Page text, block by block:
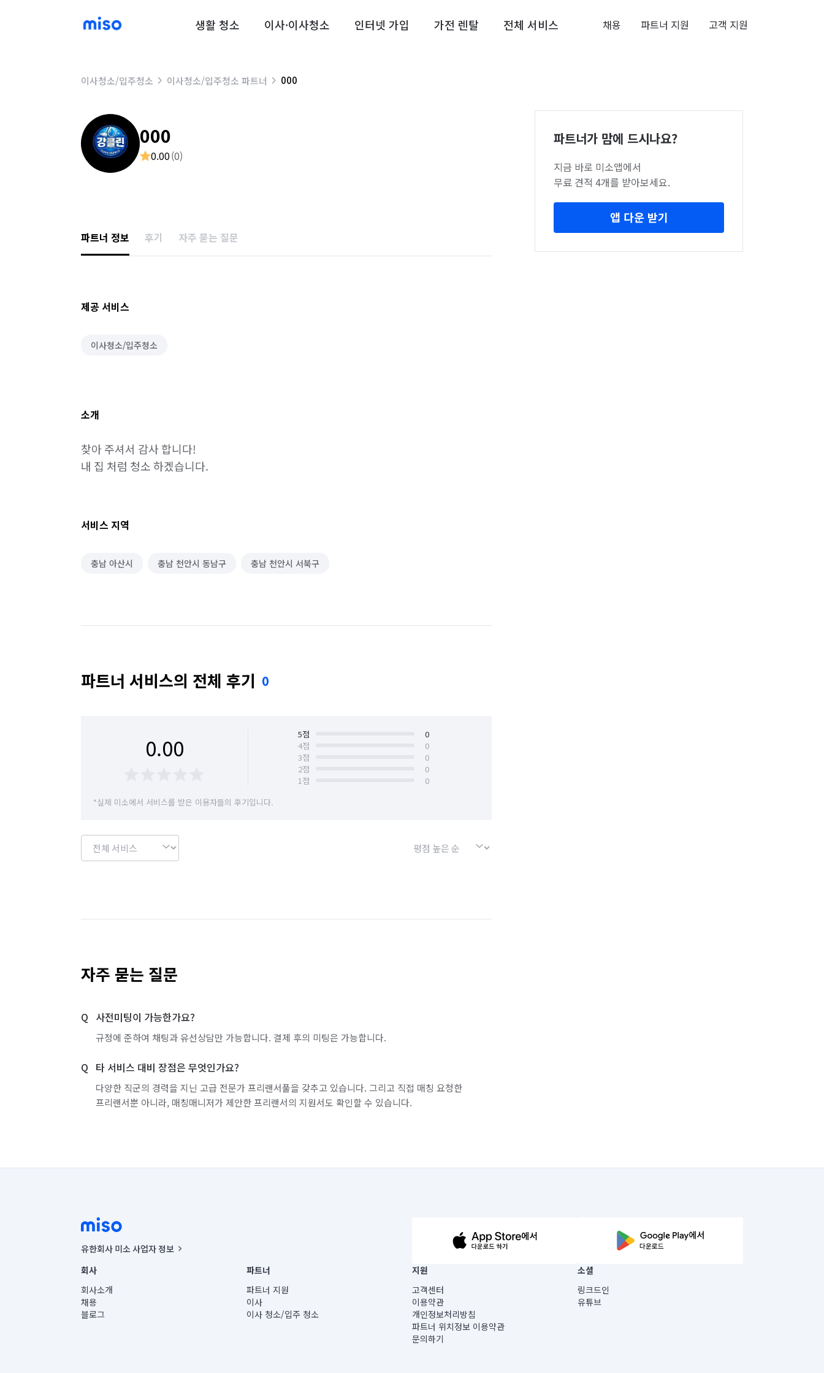
생활 청소 이사·이사청소 인터넷 가입 가전 렌탈 전체 서비스 채용 파트너 지원 고객 지원
이사청소/입주청소 이사청소/입주청소 파트너 000
000
0.00(0)
파트너 정보 후기 자주 묻는 질문
제공 서비스
이사청소/입주청소
소개
찾아 주셔서 감사 합니다!
서비스 지역
충남 아산시 충남 천안시 동남구 충남 천안시 서북구
파트너 서비스의 전체 후기 0
0.00 5점
0
4점
0
3점
0
2점
0
1점
0
*실제 미소에서 서비스를 받은 이용자들의 후기입니다.
자주 묻는 질문
사전미팅이 가능한가요?
규정에 준하여 채팅과 유선상담만 가능합니다. 결제 후의 미팅은 가능합니다.
타 서비스 대비 장점은 무엇인가요?
다양한 직군의 경력을 지닌 고급 전문가 프리랜서풀을 갖추고 있습니다. 그리고 직접 매칭 요청한
프리랜서뿐 아니라, 매칭매니저가 제안한 프리랜서의 지원서도 확인할 수 있습니다.
파트너가 맘에 드시나요?
지금 바로 미소앱에서
무료 견적 4개를 받아보세요.
앱 다운 받기
유한회사 미소 사업자 정보
사업자등록번호 : 291-87-00271 | 인허가번호 : 2016-3220163-14-5-00019 |
통신판매신고번호 : 2024-서울종로-1400(공정거래위원회 정보) |
대표이사 : CHING VICTOR COLUMBIA RHEE
주소 | 본사: 서울특별시 종로구 율곡로 6(중학동, 트윈트리빌딩) B동 5층
컨택센터 : 서울특별시 종로구 수송동 율곡로 24, 7층, 8층 미소
회사
회사소개
채용
블로그
파트너
파트너 지원
이사
이사 청소/입주 청소
지원
고객센터
이용약관
개인정보처리방침
파트너 위치정보 이용약관
문의하기
소셜
링크드인
유튜브